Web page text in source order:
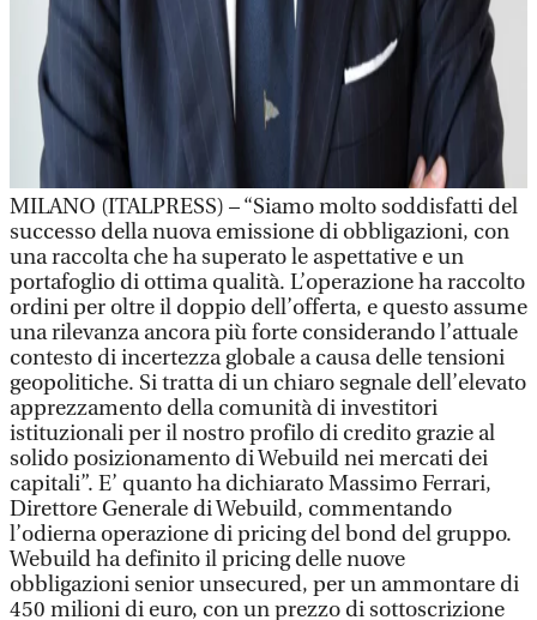
MILANO (ITALPRESS) – “Siamo molto soddisfatti del
successo della nuova emissione di obbligazioni, con
una raccolta che ha superato le aspettative e un
portafoglio di ottima qualità. L’operazione ha raccolto
ordini per oltre il doppio dell’offerta, e questo assume
una rilevanza ancora più forte considerando l’attuale
contesto di incertezza globale a causa delle tensioni
geopolitiche. Si tratta di un chiaro segnale dell’elevato
apprezzamento della comunità di investitori
istituzionali per il nostro profilo di credito grazie al
solido posizionamento di Webuild nei mercati dei
capitali”. E’ quanto ha dichiarato Massimo Ferrari,
Direttore Generale di Webuild, commentando
l’odierna operazione di pricing del bond del gruppo.
Webuild ha definito il pricing delle nuove
obbligazioni senior unsecured, per un ammontare di
450 milioni di euro, con un prezzo di sottoscrizione